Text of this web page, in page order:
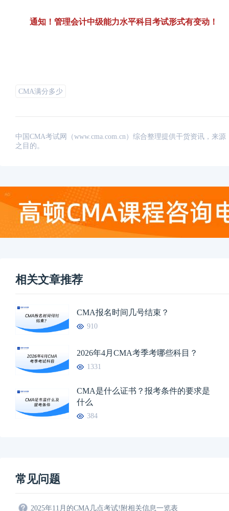
通知！管理会计中级能力水平科目考试形式有变动！
CMA满分多少
中国CMA考试网（www.cma.com.cn）综合整理提供干货资讯，来
之目的。
相关文章推荐
CMA报名时间几号结束？
910
2026年4月CMA考季考哪些科目？
1331
CMA是什么证书？报考条件的要求是
什么
384
常见问题
2025年11月的CMA几点考试!附相关信息一览表